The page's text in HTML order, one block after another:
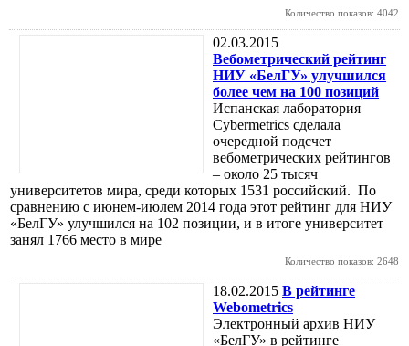
Количество показов: 4042
02.03.2015
Вебометрический рейтинг
НИУ «БелГУ» улучшился
более чем на 100 позиций
Испанская лаборатория
Cybermetrics сделала
очередной подсчет
вебометрических рейтингов
– около 25 тысяч
университетов мира, среди которых 1531 российский. По
сравнению с июнем-июлем 2014 года этот рейтинг для НИУ
«БелГУ» улучшился на 102 позиции, и в итоге университет
занял 1766 место в мире
Количество показов: 2648
18.02.2015 В рейтинге
Webometrics
Электронный архив НИУ
«БелГУ» в рейтинге